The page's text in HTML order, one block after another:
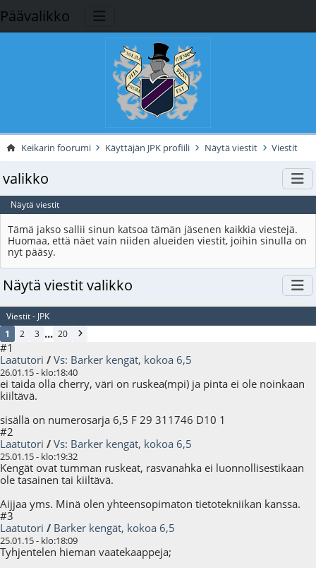
Päävalikko
Keikarin foorumi Käyttäjän JPK profiili Näytä viestit Viestit
valikko
Näytä viestit
Tämä jakso sallii sinun katsoa tämän jäsenen kaikkia viestejä.
Huomaa, että näet vain niiden alueiden viestit, joihin sinulla on
nyt pääsy.
Näytä viestit valikko
Viestit - JPK
1
2 3 ... 20
#1
Laatutori / Vs: Barker kengät, kokoa 6,5
26.01.15 - klo:18:40
ei taida olla cherry, väri on ruskea(mpi) ja pinta ei ole noinkaan
kiiltävä.
sisällä on numerosarja 6,5 F 29 311746 D10 1
#2
Laatutori / Vs: Barker kengät, kokoa 6,5
25.01.15 - klo:19:32
Kengät ovat tumman ruskeat, rasvanahka ei luonnollisestikaan
ole tasainen tai kiiltävä.
Aijjaa yms. Minä olen yhteensopimaton tietotekniikan kanssa.
#3
Laatutori / Barker kengät, kokoa 6,5
25.01.15 - klo:18:09
Tyhjentelen hieman vaatekaappeja;